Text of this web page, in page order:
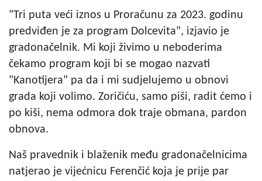
"Tri puta veći iznos u Proračunu za 2023. godinu
predviđen je za program Dolcevita", izjavio je
gradonačelnik. Mi koji živimo u neboderima
čekamo program koji bi se mogao nazvati
"Kanotijera" pa da i mi sudjelujemo u obnovi
grada koji volimo. Zoričiću, samo piši, radit ćemo i
po kiši, nema odmora dok traje obmana, pardon
obnova.
Naš pravednik i blaženik među gradonačelnicima
natjerao je vijećnicu Ferenčić koja je prije par